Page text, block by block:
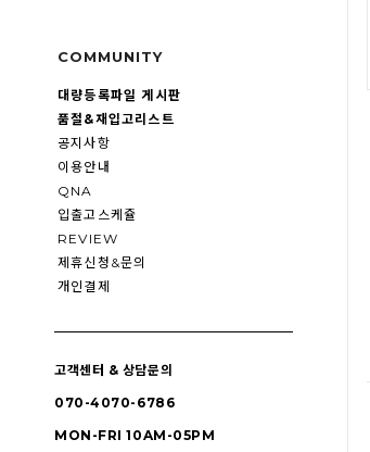
COMMUNITY
대량등록파일 게시판
품절&재입고리스트
공지사항
이용안내
QNA
입출고스케쥴
REVIEW
제휴신청&문의
개인결제
고객센터 & 상담문의
070-4070-6786
MON-FRI 10AM-05PM